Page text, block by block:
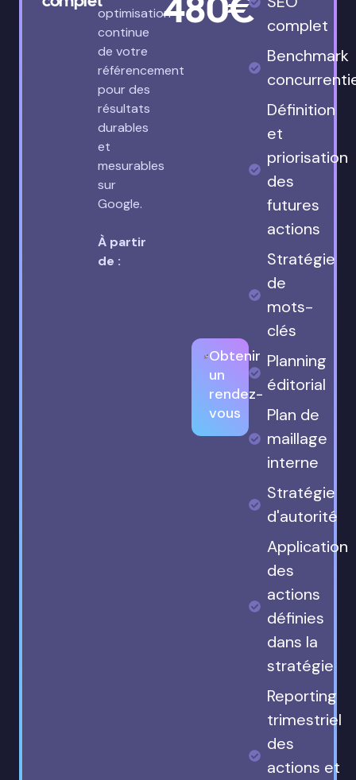
optimisation
continue
de votre
référencement
pour des
résultats
durables
et
mesurables
sur
Google.
À partir
de :
Obtenir
un
rendez-
vous
complet
Benchmark
Définition
et
priorisation
des
futures
actions
Stratégie
de
mots-
clés
Planning
éditorial
Plan de
maillage
interne
Stratégie
d'autorité
Application
des
actions
définies
dans la
stratégie
Reporting
trimestriel
des
actions et